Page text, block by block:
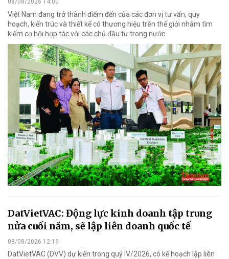
08/08/2026 14:00
Việt Nam đang trở thành điểm đến của các đơn vị tư vấn, quy
hoạch, kiến trúc và thiết kế có thương hiệu trên thế giới nhằm tìm
kiếm cơ hội hợp tác với các chủ đầu tư trong nước.
DatVietVAC: Động lực kinh doanh tập trung
nửa cuối năm, sẽ lập liên doanh quốc tế
08/08/2026 12:16
DatVietVAC (DVV) dự kiến trong quý IV/2026, có kế hoạch lập liên